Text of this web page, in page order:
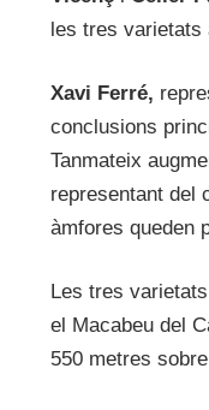
les tres varietats
Xavi Ferré,
conclusions
Tanmateix
representant del
àmfores queden
Les tres
el Macabeu del
550 metres